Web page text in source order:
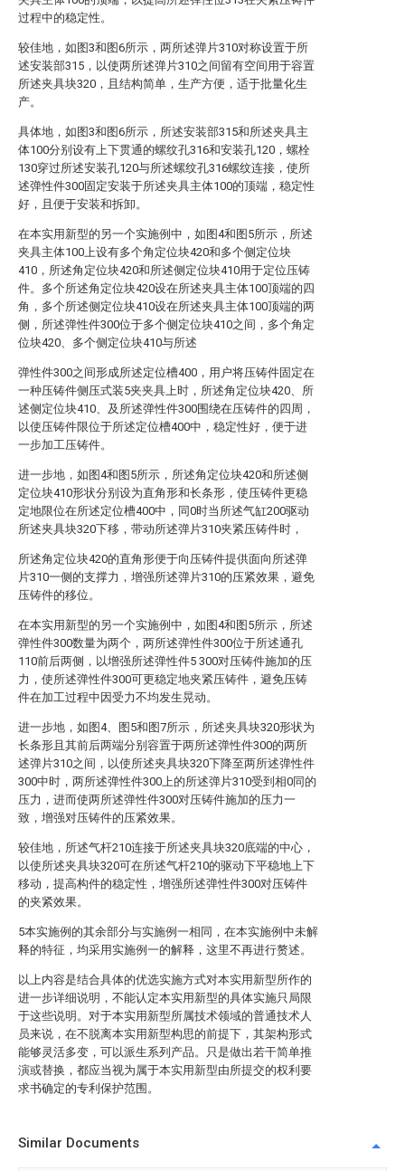
过程中的稳定性。
较佳地，如图3和图6所示，两所述弹片310对称设置于所
述安装部315，以使两所述弹片310之间留有空间用于容置
所述夹具块320，且结构简单，生产方便，适于批量化生
产。
具体地，如图3和图6所示，所述安装部315和所述夹具主
体100分别设有上下贯通的螺纹孔316和安装孔120，螺栓
130穿过所述安装孔120与所述螺纹孔316螺纹连接，使所
述弹性件300固定安装于所述夹具主体100的顶端，稳定性
好，且便于安装和拆卸。
在本实用新型的另一个实施例中，如图4和图5所示，所述
夹具主体100上设有多个角定位块420和多个侧定位块
410，所述角定位块420和所述侧定位块410用于定位压铸
件。多个所述角定位块420设在所述夹具主体100顶端的四
角，多个所述侧定位块410设在所述夹具主体100顶端的两
侧，所述弹性件300位于多个侧定位块410之间，多个角定
位块420、多个侧定位块410与所述
弹性件300之间形成所述定位槽400，用户将压铸件固定在
一种压铸件侧压式装5夹夹具上时，所述角定位块420、所
述侧定位块410、及所述弹性件300围绕在压铸件的四周，
以使压铸件限位于所述定位槽400中，稳定性好，便于进
一步加工压铸件。
进一步地，如图4和图5所示，所述角定位块420和所述侧
定位块410形状分别设为直角形和长条形，使压铸件更稳
定地限位在所述定位槽400中，同0时当所述气缸200驱动
所述夹具块320下移，带动所述弹片310夹紧压铸件时，
所述角定位块420的直角形便于向压铸件提供面向所述弹
片310一侧的支撑力，增强所述弹片310的压紧效果，避免
压铸件的移位。
在本实用新型的另一个实施例中，如图4和图5所示，所述
弹性件300数量为两个，两所述弹性件300位于所述通孔
110前后两侧，以增强所述弹性件5 300对压铸件施加的压
力，使所述弹性件300可更稳定地夹紧压铸件，避免压铸
件在加工过程中因受力不均发生晃动。
进一步地，如图4、图5和图7所示，所述夹具块320形状为
长条形且其前后两端分别容置于两所述弹性件300的两所
述弹片310之间，以使所述夹具块320下降至两所述弹性件
300中时，两所述弹性件300上的所述弹片310受到相0同的
压力，进而使两所述弹性件300对压铸件施加的压力一
致，增强对压铸件的压紧效果。
较佳地，所述气杆210连接于所述夹具块320底端的中心，
以使所述夹具块320可在所述气杆210的驱动下平稳地上下
移动，提高构件的稳定性，增强所述弹性件300对压铸件
的夹紧效果。
5本实施例的其余部分与实施例一相同，在本实施例中未解
释的特征，均采用实施例一的解释，这里不再进行赘述。
以上内容是结合具体的优选实施方式对本实用新型所作的
进一步详细说明，不能认定本实用新型的具体实施只局限
于这些说明。对于本实用新型所属技术领域的普通技术人
员来说，在不脱离本实用新型构思的前提下，其架构形式
能够灵活多变，可以派生系列产品。只是做出若干简单推
演或替换，都应当视为属于本实用新型由所提交的权利要
求书确定的专利保护范围。
Similar Documents